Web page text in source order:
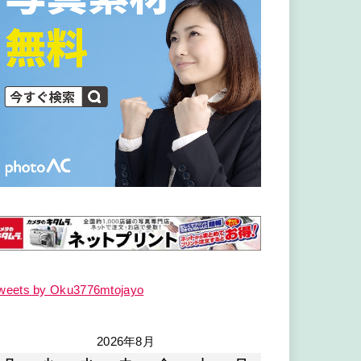
by Oku3776mtojayo
2026年8月